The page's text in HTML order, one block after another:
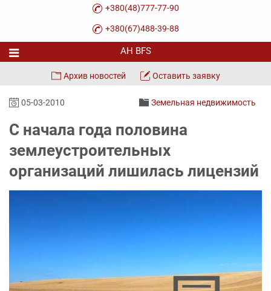
+380(48)777-77-90
+380(67)488-39-88
Архив новостей Оставить заявку
05-03-2010 Земельная недвижимость
С начала года половина
землеустроительных
организаций лишилась лицензий